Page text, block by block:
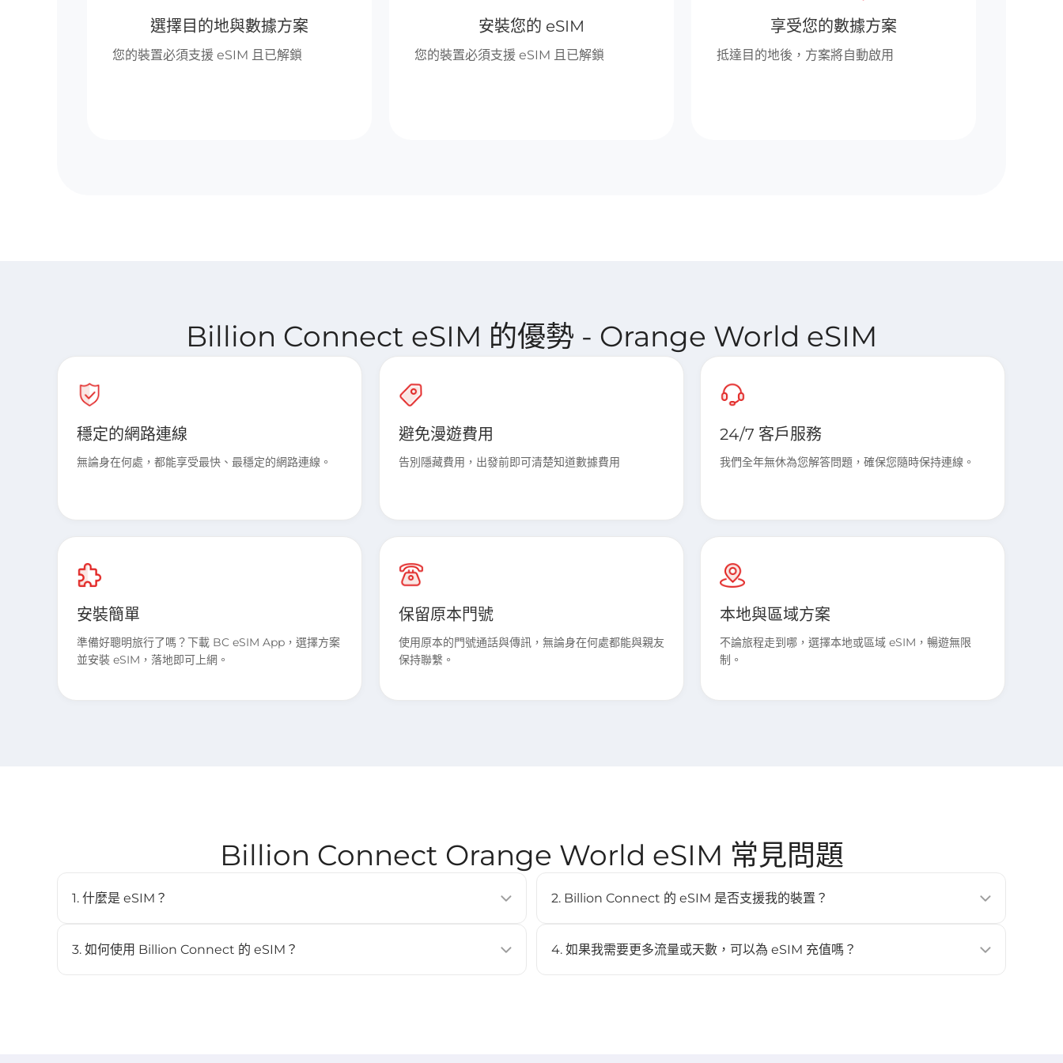
選擇目的地與數據方案
您的裝置必須支援 eSIM 且已解鎖
安裝您的 eSIM
您的裝置必須支援 eSIM 且已解鎖
享受您的數據方案
抵達目的地後，方案將自動啟用
Billion Connect eSIM 的優勢 - Orange World eSIM
穩定的網路連線
無論身在何處，都能享受最快、最穩定的網路連線。
避免漫遊費用
告別隱藏費用，出發前即可清楚知道數據費用
24/7 客戶服務
我們全年無休為您解答問題，確保您隨時保持連線。
安裝簡單
準備好聰明旅行了嗎？下載 BC eSIM App，選擇方案
並安裝 eSIM，落地即可上網。
保留原本門號
使用原本的門號通話與傳訊，無論身在何處都能與親友
保持聯繫。
本地與區域方案
不論旅程走到哪，選擇本地或區域 eSIM，暢遊無限
制。
Billion Connect Orange World eSIM 常見問題
1. 什麼是 eSIM？
內建於相容裝置中，並可儲存多個配置檔。
3. 如何使用 Billion Connect 的 eSIM？
2. Billion Connect 的 eSIM 是否支援我的裝置？
Pixel 3 以上、Samsung Galaxy S20 以上）。更多詳情請查看 [
4. 如果我需要更多流量或天數，可以為 eSIM 充值嗎？